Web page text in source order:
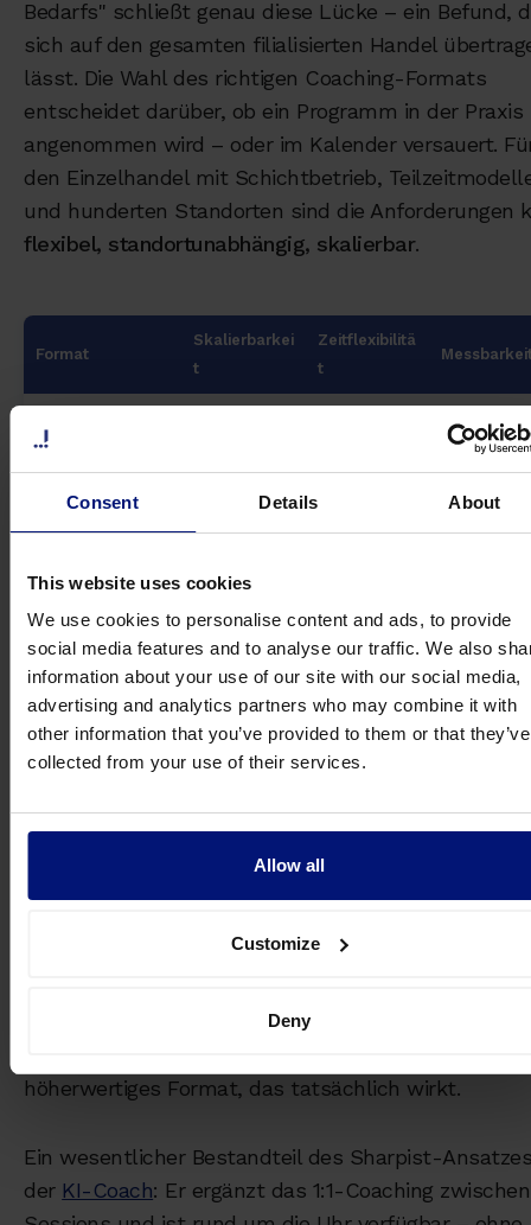
Consent Details About
This website uses cookies
We use cookies to personalise content and ads, to provide
social media features and to analyse our traffic. We also
information about your use of our site with our social media,
advertising and analytics partners who may combine it with
other information that you’ve provided to them or that they’ve
collected from your use of their services.
Allow all
Customize
Deny
Bedarfs" schließt genau diese Lücke – ein Befund,
sich auf den gesamten filialisierten Handel
lässt. Die Wahl des richtigen Coaching-Formats
entscheidet darüber, ob ein Programm in der Praxis
angenommen wird – oder im Kalender versauert.
den Einzelhandel mit Schichtbetrieb,
und hunderten Standorten sind die Anforderungen
flexibel, standortunabhängig, skalierbar.
Format
Skalierbarkei
t
Zeitflexibilitä
t
(1–2x/Jahr)
vorhanden
E-Learning-
Hoch
Externes
Niedrig
Kaum
Digitales 1:1-
Coaching + KI-
Sehr hoch
Sehr hoch
(24/7)
Integriert
Der entscheidende Unterschied zwischen E-
Aktivierungsraten von10–20 %
erzielen, erreichen
Für HR-Entscheider bedeutet das: Ein günstigeres
höherwertiges Format, das tatsächlich wirkt.
Ein wesentlicher Bestandteil des Sharpist-
der KI-Coach: Er ergänzt das 1:1-Coaching